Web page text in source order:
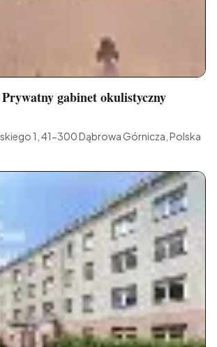
gabinet okulistyczny
1, 41-300 Dąbrowa Górnicza, Polska